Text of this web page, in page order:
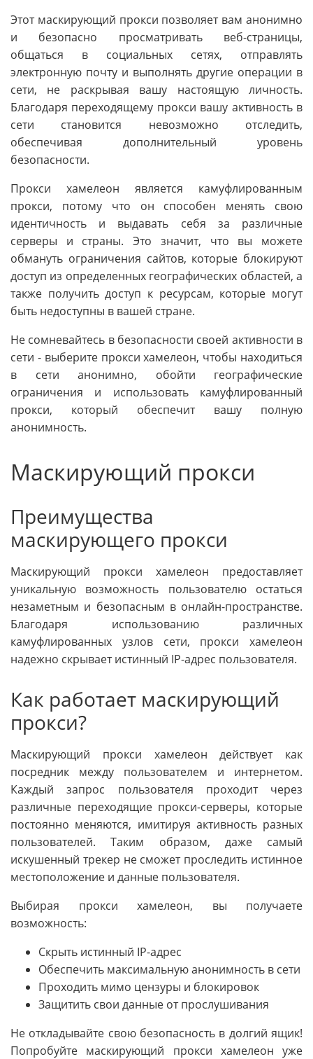
Этот маскирующий прокси позволяет вам анонимно
и безопасно просматривать веб-страницы,
общаться в социальных сетях, отправлять
электронную почту и выполнять другие операции в
сети, не раскрывая вашу настоящую личность.
Благодаря переходящему прокси вашу активность в
сети становится невозможно отследить,
обеспечивая дополнительный уровень
безопасности.
Прокси хамелеон является камуфлированным
прокси, потому что он способен менять свою
идентичность и выдавать себя за различные
серверы и страны. Это значит, что вы можете
обмануть ограничения сайтов, которые блокируют
доступ из определенных географических областей, а
также получить доступ к ресурсам, которые могут
быть недоступны в вашей стране.
Не сомневайтесь в безопасности своей активности в
сети - выберите прокси хамелеон, чтобы находиться
в сети анонимно, обойти географические
ограничения и использовать камуфлированный
прокси, который обеспечит вашу полную
анонимность.
Маскирующий прокси
Преимущества
маскирующего прокси
Маскирующий прокси хамелеон предоставляет
уникальную возможность пользователю остаться
незаметным и безопасным в онлайн-пространстве.
Благодаря использованию различных
камуфлированных узлов сети, прокси хамелеон
надежно скрывает истинный IP-адрес пользователя.
Как работает маскирующий
прокси?
Маскирующий прокси хамелеон действует как
посредник между пользователем и интернетом.
Каждый запрос пользователя проходит через
различные переходящие прокси-серверы, которые
постоянно меняются, имитируя активность разных
пользователей. Таким образом, даже самый
искушенный трекер не сможет проследить истинное
местоположение и данные пользователя.
Выбирая прокси хамелеон, вы получаете
возможность:
Скрыть истинный IP-адрес
Обеспечить максимальную анонимность в сети
Проходить мимо цензуры и блокировок
Защитить свои данные от прослушивания
Не откладывайте свою безопасность в долгий ящик!
Попробуйте маскирующий прокси хамелеон уже